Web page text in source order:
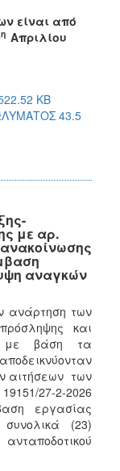
είναι από
η Απριλίου
KB
43.5
με αρ.
ανακοίνωσης
αναγκών
ανάρτηση των
και
με βάση τα
αιτήσεων των
27-2-2026
εργασίας
συνολικά (23)